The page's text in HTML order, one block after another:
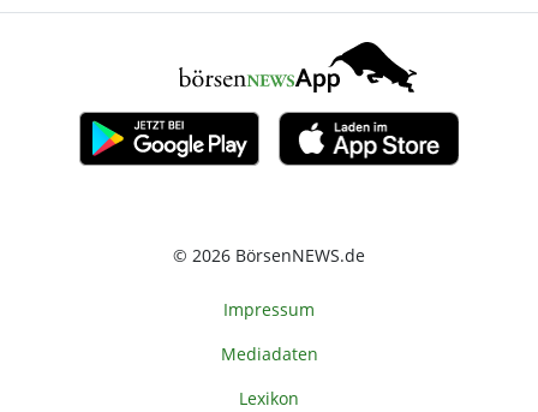
© 2026 BörsenNEWS.de
Impressum
Mediadaten
Lexikon